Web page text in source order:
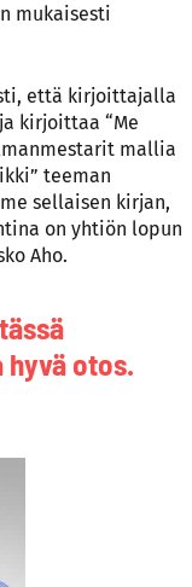
mukaisesti
että kirjoittajalla
kirjoittaa “Me
mallia
teeman
sellaisen kirjan,
on yhtiön lopun
Aho.
otos.